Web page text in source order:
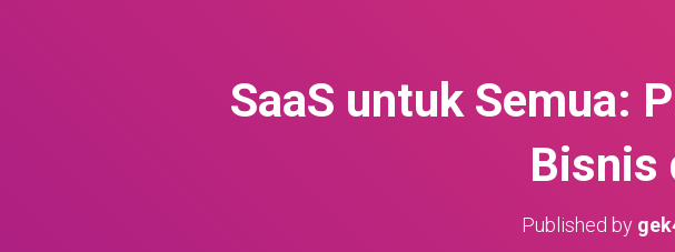
SaaS untuk Semua:
Bisnis
Published by